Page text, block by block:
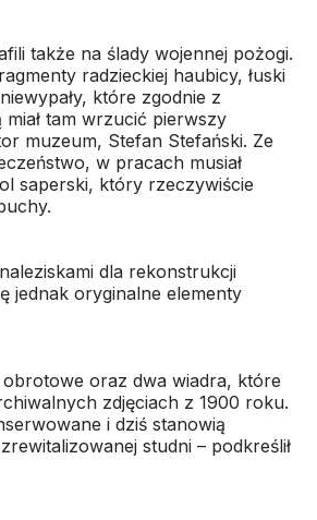
także na ślady wojennej pożogi.
radzieckiej haubicy, łuski
które zgodnie z
miał tam wrzucić pierwszy
muzeum, Stefan Stefański. Ze
w pracach musiał
saperski, który rzeczywiście
dla rekonstrukcji
jednak oryginalne elementy
obrotowe oraz dwa wiadra, które
zdjęciach z 1900 roku.
i dziś stanowią
studni – podkreślił